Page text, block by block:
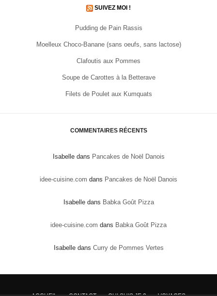
SUIVEZ MOI !
Pudding de Pain Rassis
Moelleux Choco-Banane (sans oeufs, sans lactose)
Clafoutis aux Pommes
Soupe de Carottes à la Betterave
Filets de Poulet aux Kumquats
COMMENTAIRES RÉCENTS
Isabelledans Pancakes de Noël Danois
idee-cuisine.com dans Pancakes de Noël Danois
Isabelledans Babka Goût Pizza
idee-cuisine.com dans Babka Goût Pizza
Isabelledans Curry de Pommes Vertes